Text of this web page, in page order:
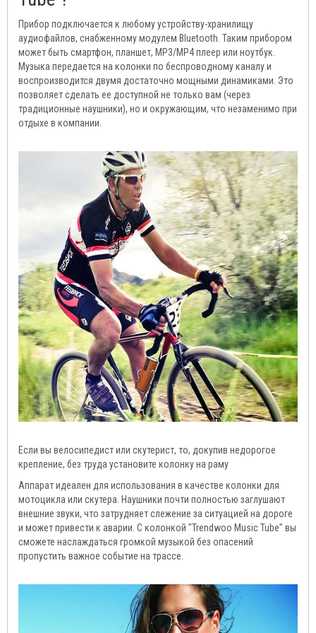
Прибор подключается к любому устройству-хранилищу
аудиофайлов, снабженному модулем Bluetooth. Таким прибором
может быть смартфон, планшет, MP3/MP4 плеер или ноутбук.
Музыка передается на колонки по беспроводному каналу и
воспроизводится двумя достаточно мощными динамиками. Это
позволяет сделать ее доступной не только вам (через
традиционные наушники), но и окружающим, что незаменимо при
отдыхе в компании.
Если вы велосипедист или скутерист, то, докупив недорогое
крепление, без труда установите колонку на раму
Аппарат идеален для использования в качестве колонки для
мотоцикла или скутера. Наушники почти полностью заглушают
внешние звуки, что затрудняет слежение за ситуацией на дороге
и может привести к аварии. С колонкой "Trendwoo Music Tube" вы
сможете наслаждаться громкой музыкой без опасений
пропустить важное событие на трассе.